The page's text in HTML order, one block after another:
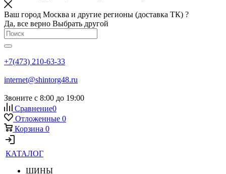
Ваш город Москва и другие регионы (доставка ТК) ?
Да, все верно Выбрать другой
+7(473) 210-63-33
internet@shintorg48.ru
Звоните с 8:00 до 19:00
Сравнение0
Отложенные 0
Корзина 0
КАТАЛОГ
ШИНЫ